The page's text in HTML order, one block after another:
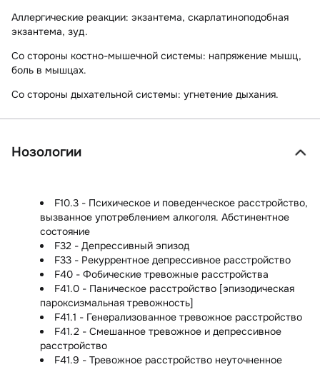
Аллергические реакции: экзантема, скарлатиноподобная
экзантема, зуд.
Со стороны костно-мышечной системы: напряжение мышц,
боль в мышцах.
Со стороны дыхательной системы: угнетение дыхания.
Нозологии
F10.3 - Психическое и поведенческое расстройство,
вызванное употреблением алкоголя. Абстинентное
состояние
F32 - Депрессивный эпизод
F33 - Рекуррентное депрессивное расстройство
F40 - Фобические тревожные расстройства
F41.0 - Паническое расстройство [эпизодическая
пароксизмальная тревожность]
F41.1 - Генерализованное тревожное расстройство
F41.2 - Смешанное тревожное и депрессивное
расстройство
F41.9 - Тревожное расстройство неуточненное